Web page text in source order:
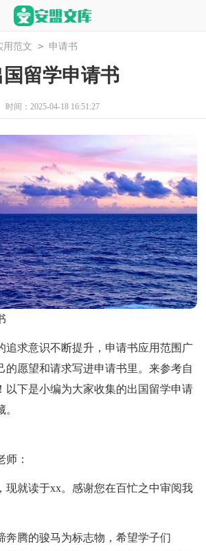
用范文 > 申请书
国留学申请书
时间：2025-04-18 16:51:27
追求意识不断提升，申请书应用范围广
的愿望和请求写进申请书里。来参考自
以下是小编为大家收集的出国留学申请
师：
现就读于xx。感谢您在百忙之中审阅我
奔腾的骏马为标志物，希望学子们